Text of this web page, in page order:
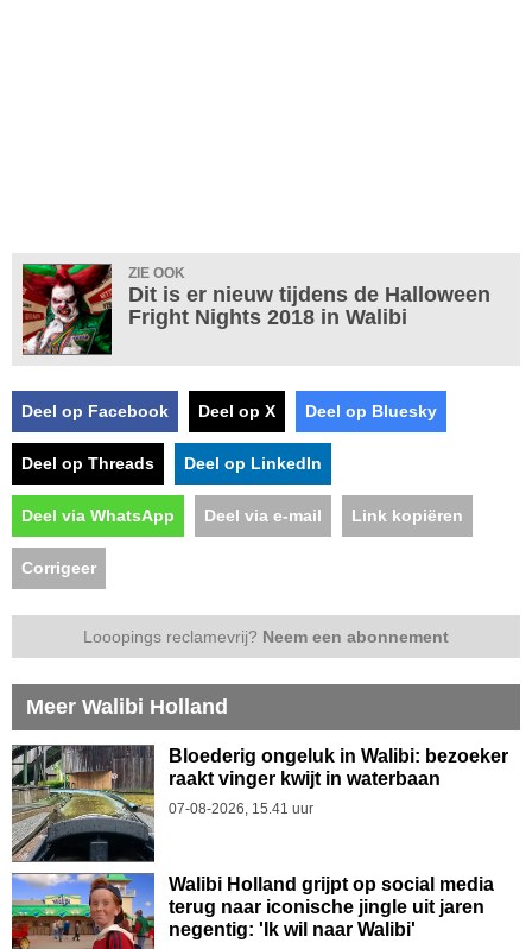
ZIE OOK
Dit is er nieuw tijdens de Halloween
Fright Nights 2018 in Walibi
Deel op Facebook Deel op X Deel op Bluesky
Deel op Threads Deel op LinkedIn
Deel via WhatsApp Deel via e-mail Link kopiëren
Corrigeer
Looopings reclamevrij? Neem een abonnement
Meer Walibi Holland
Bloederig ongeluk in Walibi: bezoeker
raakt vinger kwijt in waterbaan
07-08-2026, 15.41 uur
Walibi Holland grijpt op social media
terug naar iconische jingle uit jaren
negentig: 'Ik wil naar Walibi'